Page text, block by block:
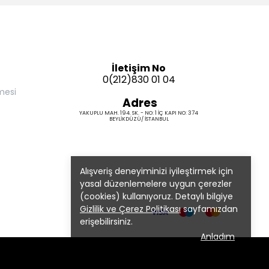
Alışveriş deneyiminizi iyileştirmek için
yasal düzenlemelere uygun çerezler
(cookies) kullanıyoruz. Detaylı bilgiye
Gizlilik ve Çerez Politikasısayfamızdan
erişebilirsiniz.
Anladım
İletişim No
0(212)830 01 04
Adres
YAKUPLU MAH. 194. SK. - NO: 1 İÇ KAPI NO: 374
BEYLİKDÜZÜ/ İSTANBUL